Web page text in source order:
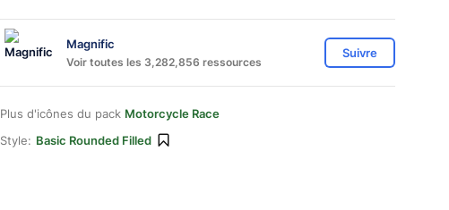
Magnific
Voir toutes les 3,282,856 ressources
Suivre
Plus d'icônes du pack Motorcycle Race
Style: Basic Rounded Filled